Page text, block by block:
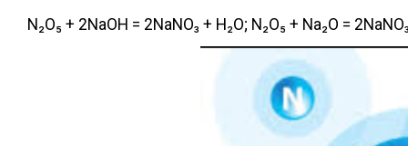
N₂O₅ + 2NaOH = 2NaNO₃ + H₂O; N₂O₅ + Na₂O =